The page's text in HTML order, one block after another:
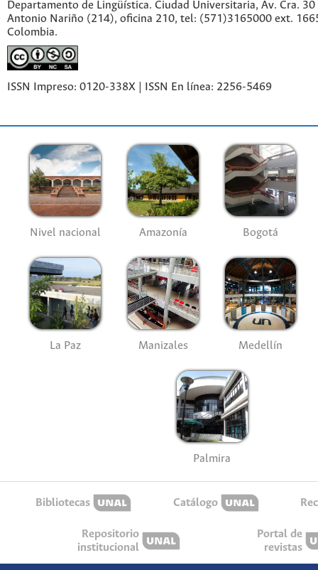
Departamento de Lingüística. Ciudad Universitaria, Av. Cra.
Antonio Nariño (214), oficina 210, tel: (571)3165000 ext.
Colombia.
ISSN Impreso: 0120-338X | ISSN En línea: 2256-5469
Nivel nacional Amazonía Bogotá
La Paz Manizales Medellín
Palmira
Bibliotecas Catálogo
Repositorio
institucional
Portal de
revistas